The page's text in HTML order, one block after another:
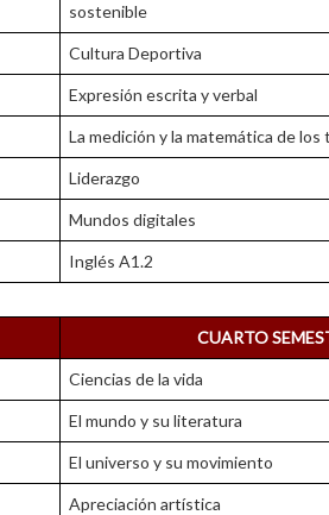
sostenible
Cultura Deportiva
Expresión escrita y verbal
La medición y la matemática de los
Liderazgo
Mundos digitales
Inglés A1.2
CUARTO
Ciencias de la vida
El mundo y su literatura
El universo y su movimiento
Apreciación artística